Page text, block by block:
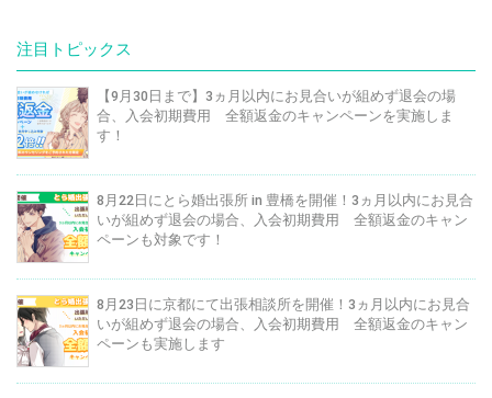
注目トピックス
【9月30日まで】3ヵ月以内にお見合いが組めず退会の場
合、入会初期費用 全額返金のキャンペーンを実施しま
す！
8月22日にとら婚出張所 in 豊橋を開催！3ヵ月以内にお見合
いが組めず退会の場合、入会初期費用 全額返金のキャン
ペーンも対象です！
8月23日に京都にて出張相談所を開催！3ヵ月以内にお見合
いが組めず退会の場合、入会初期費用 全額返金のキャン
ペーンも実施します